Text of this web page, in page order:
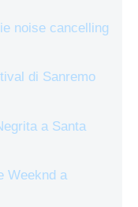
noise cancelling
di Sanremo
a Santa
Weeknd a